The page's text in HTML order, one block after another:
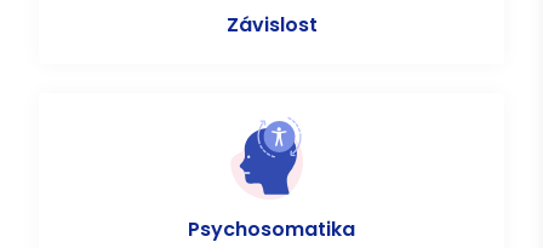
Závislost
Psychosomatika